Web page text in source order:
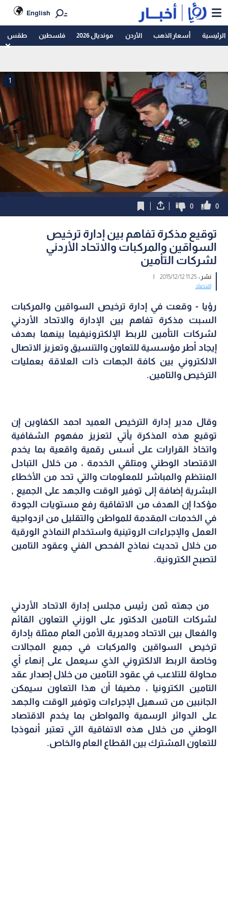
English
الرئيسية أسعار الذهب الأردن مونديال 2026 فلسطين طقس
1
0
0
توقيع مذكرة تفاهم بين إدارة ترخيص
السواقين والمركبات والاتحاد الأردني
لشركات التأمين
نشر :11:25 2015/12/12
|
اقتصاد
رؤيا - وقعت في إدارة ترخيص السواقين والمركبات
السبت مذكرة تفاهم بين الإدارة والاتحاد الأردني
لشركات التأمين للربط الإلكترونيفيما بينهما بهدف
إيجاد أطر مؤسسية للتعاون والتنسيق وتعزيز الاتصال
الالكتروني بين كافة الجهات ذات العلاقة بعمليات
الترخيص والتامين.
وقال مدير إدارة الترخيص العميد احمد الكفاوين إن
توقيع هذه المذكرة يأتي لتعزيز مفهوم الشفافية
واتخاذ القرارات على أسس رقمية واقعية بما يخدم
الاقتصاد الوطني ومتلقي الخدمة ، من خلال التبادل
المنتظم والمباشر للمعلومات والتي تحد من الأخطاء
البشرية إضافة إلى توفير الوقت والجهد على الجميع ,
مؤكدا إن الهدف من الاتفاقية رفع مستويات الجودة
في الخدمات المقدمة للمواطن والتقليل من ازدواجية
العمل والإجراءات الروتينية واستخدام النماذج الورقية
من خلال تحديث نماذج الفحص الفني وعقود التامين
لتصبح الكترونية.
من جهته ثمن رئيس مجلس إدارة الاتحاد الأردني
لشركات التامين الدكتور على الوزني التعاون القائم
والفعال بين الاتحاد ومديرية الأمن العام ممثلة بإدارة
ترخيص السواقين والمركبات في جميع المجالات
وخاصة الربط الالكتروني الذي سيعمل على إنهاء أي
محاولة للتلاعب في عقود التامين من خلال إصدار عقد
التامين الكترونيا ، مضيفا أن هذا التعاون سيمكن
الجانبين من تسهيل الإجراءات وتوفير الوقت والجهد
على الدوائر الرسمية والمواطن بما يخدم الاقتصاد
الوطني من خلال هذه الاتفاقية التي تعتبر أنموذجا
للتعاون المشترك بين القطاع العام والخاص.